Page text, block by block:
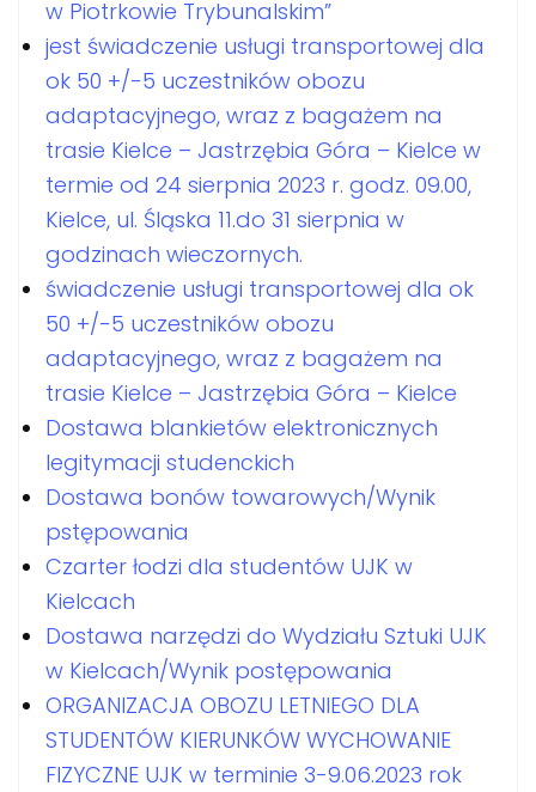
w Piotrkowie Trybunalskim”
jest świadczenie usługi transportowej dla
ok 50 +/-5 uczestników obozu
adaptacyjnego, wraz z bagażem na
trasie Kielce – Jastrzębia Góra – Kielce w
termie od 24 sierpnia 2023 r. godz. 09.00,
Kielce, ul. Śląska 11.do 31 sierpnia w
godzinach wieczornych.
świadczenie usługi transportowej dla ok
50 +/-5 uczestników obozu
adaptacyjnego, wraz z bagażem na
trasie Kielce – Jastrzębia Góra – Kielce
Dostawa blankietów elektronicznych
legitymacji studenckich
Dostawa bonów towarowych/Wynik
pstępowania
Czarter łodzi dla studentów UJK w
Kielcach
Dostawa narzędzi do Wydziału Sztuki UJK
w Kielcach/Wynik postępowania
ORGANIZACJA OBOZU LETNIEGO DLA
STUDENTÓW KIERUNKÓW WYCHOWANIE
FIZYCZNE UJK w terminie 3-9.06.2023 rok